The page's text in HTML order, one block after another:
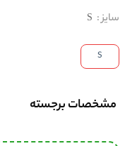
سایز:
S
S
مشخصات برجسته